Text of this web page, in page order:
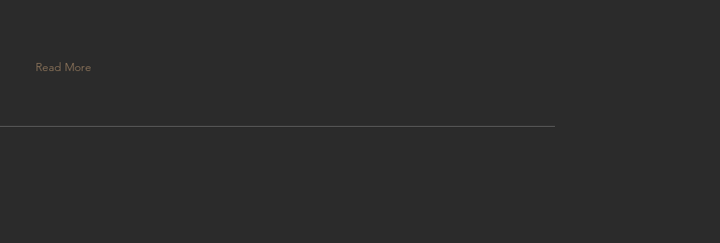
Read More